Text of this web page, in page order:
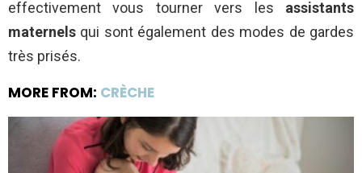
effectivement vous tourner vers les assistants
maternels qui sont également des modes de gardes
très prisés.
MORE FROM: CRÈCHE